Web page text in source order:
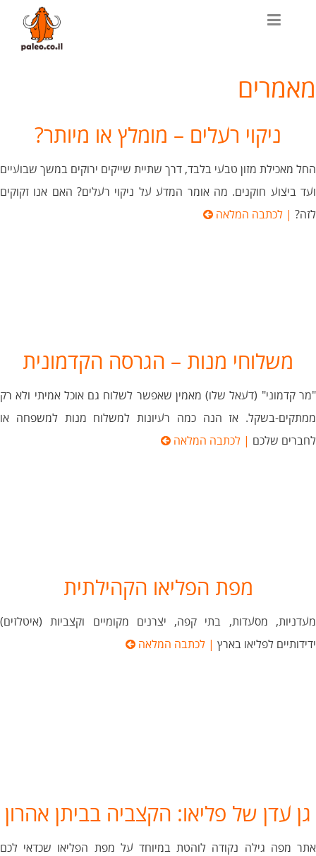
מאמרים
ניקוי רעלים – מומלץ או מיותר?
החל מאכילת מזון טבעי בלבד, דרך שתיית שייקים ירוקים במשך שבועיים
ועד ביצוע חוקנים. מה אומר המדע על ניקוי רעלים? האם אנו זקוקים
לזה? | לכתבה המלאה
משלוחי מנות – הגרסה הקדמונית
"מר קדמוני" (דעאל שלו) מאמין שאפשר לשלוח גם אוכל אמיתי ולא רק
ממתקים-בשקל. אז הנה כמה רעיונות למשלוח מנות למשפחה או
לחברים שלכם | לכתבה המלאה
מפת הפליאו הקהילתית
מעדניות, מסעדות, בתי קפה, יצרנים מקומיים וקצביות (איטלזים)
ידידותיים לפליאו בארץ | לכתבה המלאה
גן עדן של פליאו: הקצביה בביתן אהרון
אתר מפה גילה נקודה לוהטת במיוחד על מפת הפליאו שכדאי לכם